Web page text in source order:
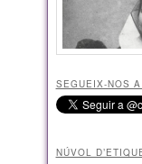
SEGUEIX-NOS
NÚVOL